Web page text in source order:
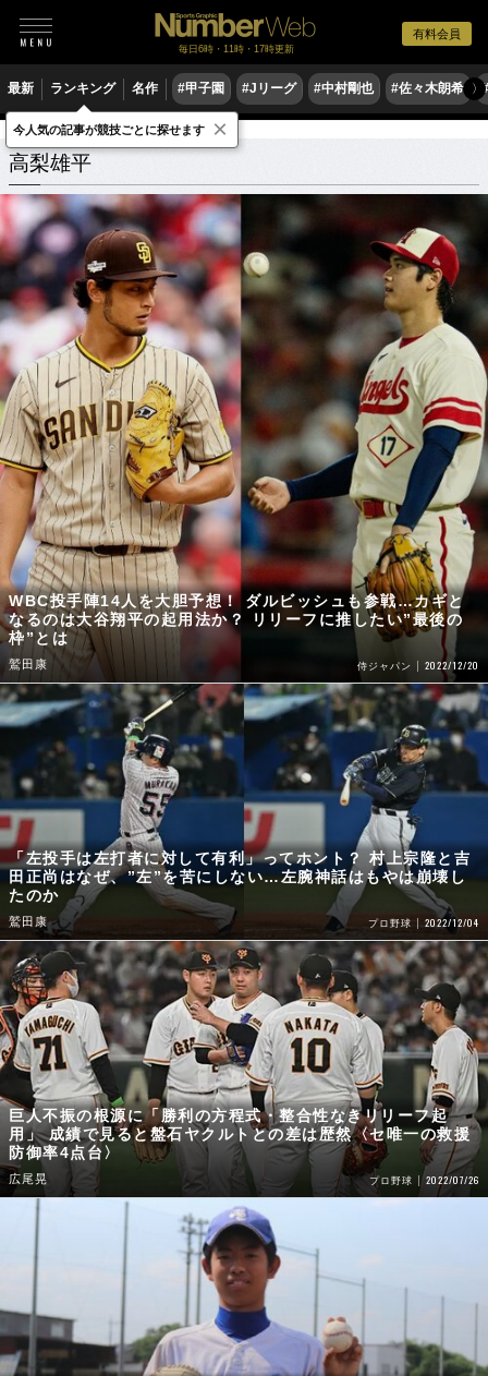
有料会員
毎日6時・11時・17時更新
最新 ランキング 名作 #甲子園 #Jリーグ #中村剛也 #佐々木朗希 〉
高梨雄平 関連記事
高梨雄平
WBC投手陣14人を大胆予想！ ダルビッシュも参戦…カギと
なるのは大谷翔平の起用法か？ リリーフに推したい”最後の
枠”とは
鷲田康 侍ジャパン 2022/12/20
「左投手は左打者に対して有利」ってホント？ 村上宗隆と吉
田正尚はなぜ、”左”を苦にしない…左腕神話はもやは崩壊し
たのか
鷲田康 プロ野球 2022/12/04
巨人不振の根源に「勝利の方程式・整合性なきリリーフ起
用」 成績で見ると盤石ヤクルトとの差は歴然〈セ唯一の救援
防御率4点台〉
広尾晃 プロ野球 2022/07/26
今人気の記事が競技ごとに探せます ×